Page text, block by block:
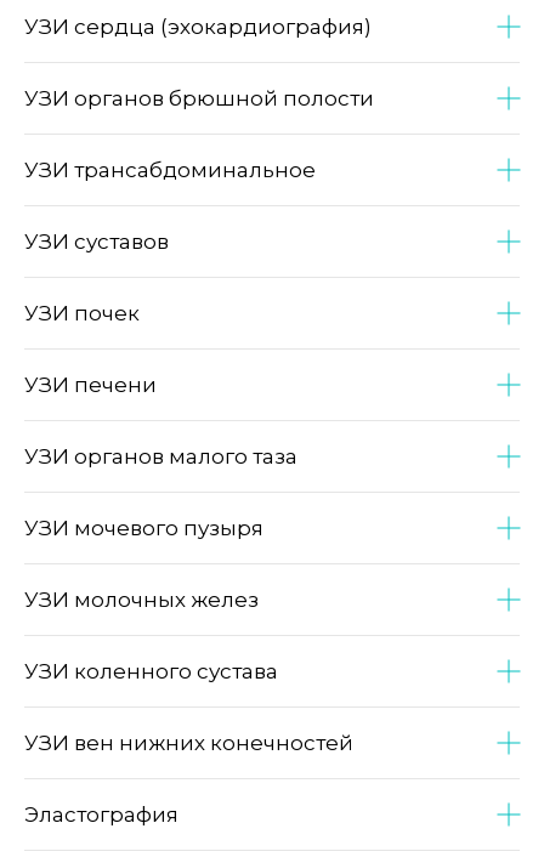
УЗИ сердца (эхокардиография)
УЗИ органов брюшной полости
УЗИ трансабдоминальное
УЗИ суставов
УЗИ почек
УЗИ печени
УЗИ органов малого таза
УЗИ мочевого пузыря
УЗИ молочных желез
УЗИ коленного сустава
УЗИ вен нижних конечностей
Эластография